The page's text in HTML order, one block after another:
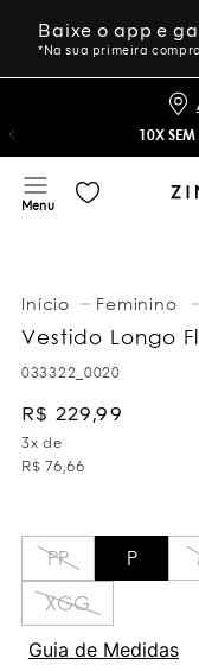
Baixe o app e
*Na sua primeira
10X SEM
Feminino
Vestido Longo
033322_0020
R$ 229,99
3x de
R$ 76,66
PP P
XGG
Guia de Medidas